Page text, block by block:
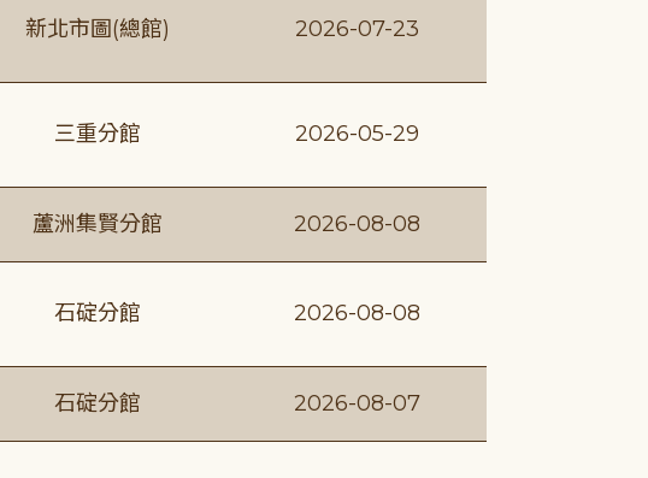
新北市圖(總館) 2026-07-23
三重分館 2026-05-29
蘆洲集賢分館 2026-08-08
石碇分館 2026-08-08
石碇分館 2026-08-07